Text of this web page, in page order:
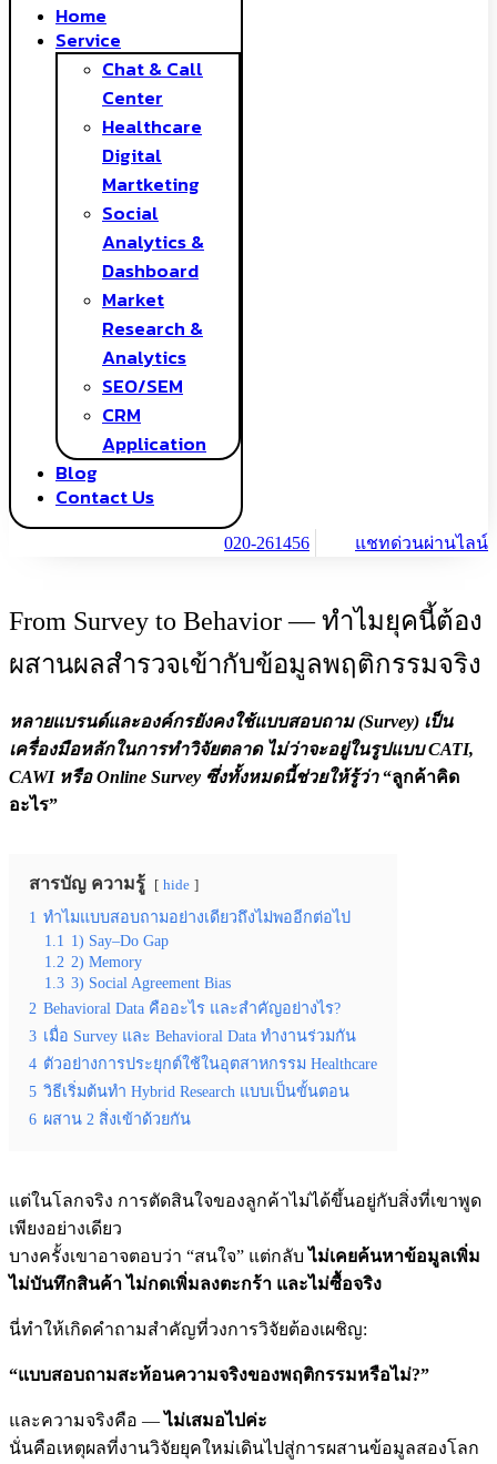
Home
Service
Chat & Call
Center
Healthcare
Digital
Martketing
Social
Analytics &
Dashboard
Market
Research &
Analytics
SEO/SEM
CRM
Application
Blog
Contact Us
020-261456 แชทด่วนผ่านไลน์
From Survey to Behavior — ทำไมยุคนี้ต้อง
ผสานผลสำรวจเข้ากับข้อมูลพฤติกรรมจริง
หลายแบรนด์และองค์กรยังคงใช้แบบสอบถาม (Survey) เป็น
เครื่องมือหลักในการทำวิจัยตลาด ไม่ว่าจะอยู่ในรูปแบบ CATI,
CAWI หรือ Online Survey ซึ่งทั้งหมดนี้ช่วยให้รู้ว่า “ลูกค้าคิด
อะไร”
สารบัญ ความรู้ hide
1 ทำไมแบบสอบถามอย่างเดียวถึงไม่พออีกต่อไป
1.1 1) Say–Do Gap
1.2 2) Memory
1.3 3) Social Agreement Bias
2 Behavioral Data คืออะไร และสำคัญอย่างไร?
3 เมื่อ Survey และ Behavioral Data ทำงานร่วมกัน
4 ตัวอย่างการประยุกต์ใช้ในอุตสาหกรรม Healthcare
5 วิธีเริ่มต้นทำ Hybrid Research แบบเป็นขั้นตอน
6 ผสาน 2 สิ่งเข้าด้วยกัน
แต่ในโลกจริง การตัดสินใจของลูกค้าไม่ได้ขึ้นอยู่กับสิ่งที่เขาพูด
เพียงอย่างเดียว
บางครั้งเขาอาจตอบว่า “สนใจ” แต่กลับไม่เคยค้นหาข้อมูลเพิ่ม
ไม่บันทึกสินค้า ไม่กดเพิ่มลงตะกร้า และไม่ซื้อจริง
นี่ทำให้เกิดคำถามสำคัญที่วงการวิจัยต้องเผชิญ:
“แบบสอบถามสะท้อนความจริงของพฤติกรรมหรือไม่?”
และความจริงคือ —ไม่เสมอไปค่ะ
นั่นคือเหตุผลที่งานวิจัยยุคใหม่เดินไปสู่การผสานข้อมูลสองโลก